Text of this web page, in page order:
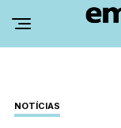
NOTÍCIAS